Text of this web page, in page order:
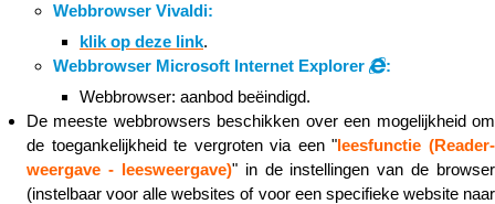
Webbrowser Vivaldi:
klik op deze link.​​​​​​​
Webbrowser Microsoft Internet Explorer
:
Webbrowser: aanbod beëindigd.
De meeste webbrowsers beschikken over een mogelijkheid om
de toegankelijkheid te vergroten via een "leesfunctie (Reader-
weergave - leesweergave)" in de instellingen van de browser
(instelbaar voor alle websites of voor een specifieke website naar